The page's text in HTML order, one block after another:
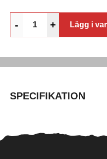
- + Lägg i
SPECIFIKATION